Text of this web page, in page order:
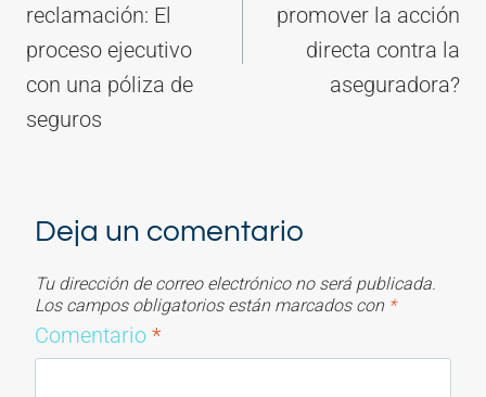
reclamación: El
proceso ejecutivo
con una póliza de
seguros
promover la acción
directa contra la
aseguradora?
Deja un comentario
Tu dirección de correo electrónico no será publicada.
Los campos obligatorios están marcados con *
Comentario *